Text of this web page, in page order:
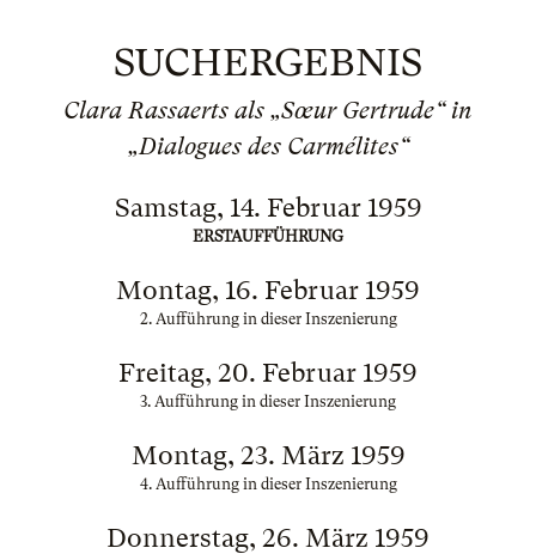
SUCHERGEBNIS
Clara Rassaerts als „Sœur Gertrude“ in
„Dialogues des Carmélites“
Samstag, 14. Februar 1959
ERSTAUFFÜHRUNG
Montag, 16. Februar 1959
2. Aufführung in dieser Inszenierung
Freitag, 20. Februar 1959
3. Aufführung in dieser Inszenierung
Montag, 23. März 1959
4. Aufführung in dieser Inszenierung
Donnerstag, 26. März 1959